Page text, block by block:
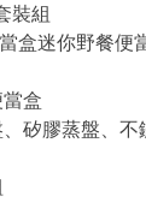
裝組
盒迷你野餐便
盒
矽膠蒸盤、不